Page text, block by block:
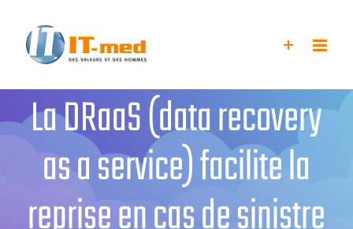
contenu
La DRaaS (data recovery
as a service) facilite la